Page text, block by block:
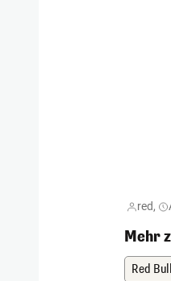
red,
Mehr
Red